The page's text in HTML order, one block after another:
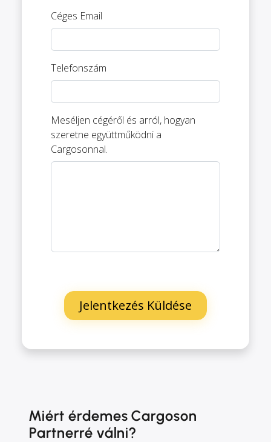
Céges Email
Telefonszám
Meséljen cégéről és arról, hogyan
szeretne együttműködni a
Cargosonnal.
Miért érdemes Cargoson
Partnerré válni?